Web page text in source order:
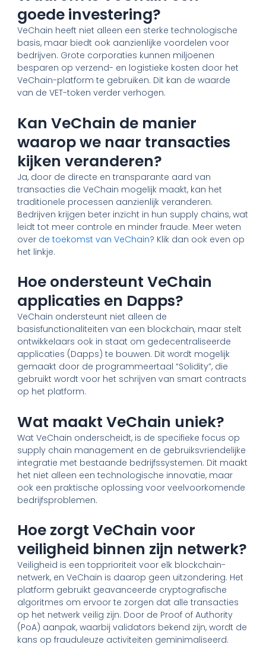
goede investering?
VeChain heeft niet alleen een sterke technologische
basis, maar biedt ook aanzienlijke voordelen voor
bedrijven. Grote corporaties kunnen miljoenen
besparen op verzend- en logistieke kosten door het
VeChain-platform te gebruiken. Dit kan de waarde
van de VET-token verder verhogen.
Kan VeChain de manier
waarop we naar transacties
kijken veranderen?
Ja, door de directe en transparante aard van
transacties die VeChain mogelijk maakt, kan het
traditionele processen aanzienlijk veranderen.
Bedrijven krijgen beter inzicht in hun supply chains, wat
leidt tot meer controle en minder fraude. Meer weten
over de toekomst van VeChain? Klik dan ook even op
het linkje.
Hoe ondersteunt VeChain
applicaties en Dapps?
VeChain ondersteunt niet alleen de
basisfunctionaliteiten van een blockchain, maar stelt
ontwikkelaars ook in staat om gedecentraliseerde
applicaties (Dapps) te bouwen. Dit wordt mogelijk
gemaakt door de programmeertaal “Solidity”, die
gebruikt wordt voor het schrijven van smart contracts
op het platform.
Wat maakt VeChain uniek?
Wat VeChain onderscheidt, is de specifieke focus op
supply chain management en de gebruiksvriendelijke
integratie met bestaande bedrijfssystemen. Dit maakt
het niet alleen een technologische innovatie, maar
ook een praktische oplossing voor veelvoorkomende
bedrijfsproblemen.
Hoe zorgt VeChain voor
veiligheid binnen zijn netwerk?
Veiligheid is een topprioriteit voor elk blockchain-
netwerk, en VeChain is daarop geen uitzondering. Het
platform gebruikt geavanceerde cryptografische
algoritmes om ervoor te zorgen dat alle transacties
op het netwerk veilig zijn. Door de Proof of Authority
(PoA) aanpak, waarbij validators bekend zijn, wordt de
kans op frauduleuze activiteiten geminimaliseerd.